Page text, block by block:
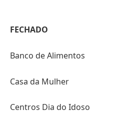
FECHADO
Banco de Alimentos
Casa da Mulher
Centros Dia do Idoso